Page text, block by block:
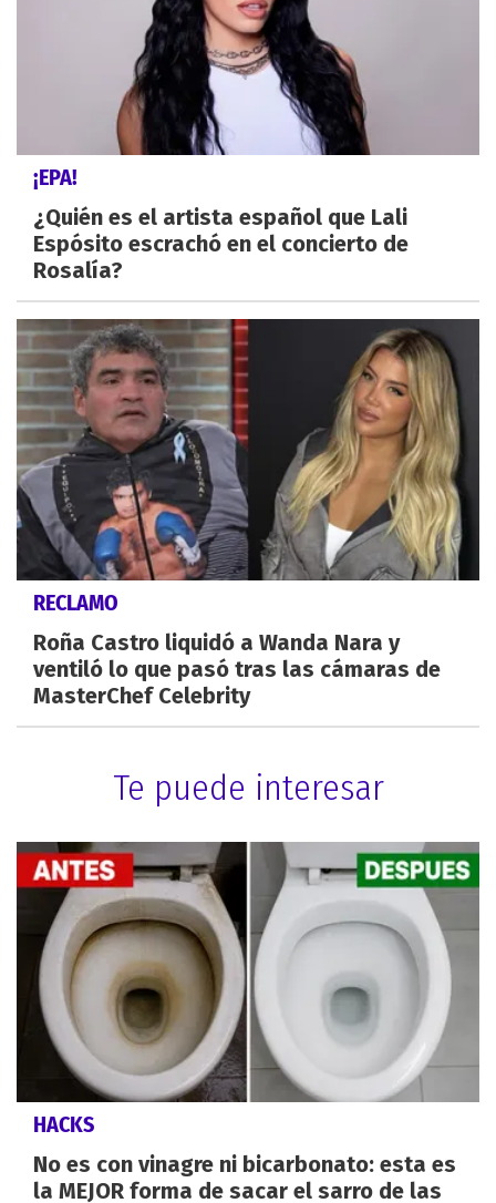
¡EPA!
¿Quién es el artista español que Lali
Espósito escrachó en el concierto de
Rosalía?
RECLAMO
Roña Castro liquidó a Wanda Nara y
ventiló lo que pasó tras las cámaras de
MasterChef Celebrity
Te puede interesar
HACKS
No es con vinagre ni bicarbonato: esta es
la MEJOR forma de sacar el sarro de las